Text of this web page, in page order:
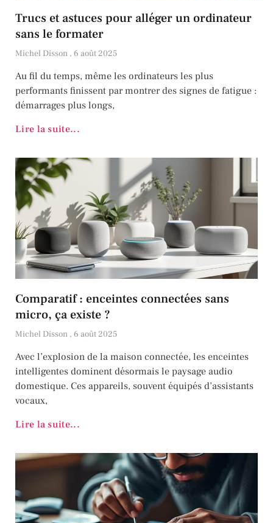
Trucs et astuces pour alléger un ordinateur
sans le formater
Michel Disson 6 août 2025
Au fil du temps, même les ordinateurs les plus
performants finissent par montrer des signes de fatigue :
démarrages plus longs,
Lire la suite...
Comparatif : enceintes connectées sans
micro, ça existe ?
Michel Disson 6 août 2025
Avec l’explosion de la maison connectée, les enceintes
intelligentes dominent désormais le paysage audio
domestique. Ces appareils, souvent équipés d’assistants
vocaux,
Lire la suite...